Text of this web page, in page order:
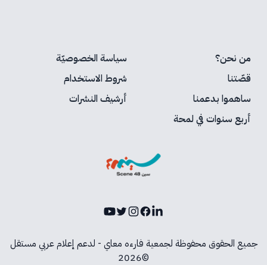
من نحن؟
سياسة الخصوصيّة
قصّتنا
شروط الاستخدام
ساهموا بدعمنا
أرشيف النشرات
أربع سنوات في لمحة
LinkedIn
Facebook
Instagram
Twitter
Youtube
جميع الحقوق محفوظة لجمعية فارءه معاي - لدعم إعلام عربي مستقل
©2026